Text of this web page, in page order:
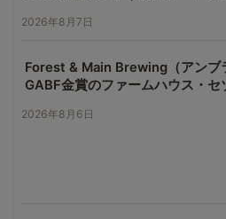
2026年8月7日
Forest & Main Brewing（アンブ
GABF金賞のファームハウス・セ
2026年8月6日